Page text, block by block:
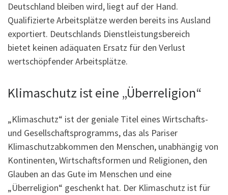
Deutschland bleiben wird, liegt auf der Hand.
Qualifizierte Arbeitsplätze werden bereits ins Ausland
exportiert. Deutschlands Dienstleistungsbereich
bietet keinen adäquaten Ersatz für den Verlust
wertschöpfender Arbeitsplätze.
Klimaschutz ist eine „Überreligion“
„Klimaschutz“ ist der geniale Titel eines Wirtschafts-
und Gesellschaftsprogramms, das als Pariser
Klimaschutzabkommen den Menschen, unabhängig von
Kontinenten, Wirtschaftsformen und Religionen, den
Glauben an das Gute im Menschen und eine
„Überreligion“ geschenkt hat. Der Klimaschutz ist für